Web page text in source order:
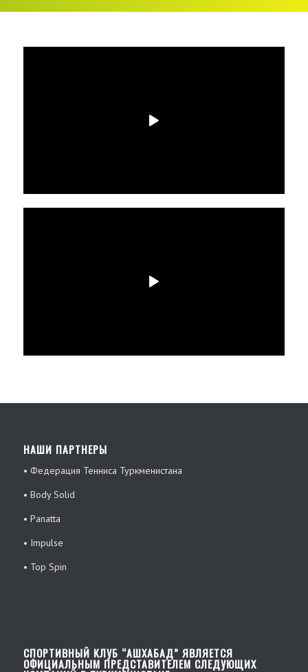
НАШИ ПАРТНЕРЫ
• Федерация Тенниса Туркменистана
• Body Solid
• Panatta
• Impulse
• Top Spin
СПОРТИВНЫЙ КЛУБ “АШХАБАД” ЯВЛЯЕТСЯ
ОФИЦИАЛЬНЫМ ПРЕДСТАВИТЕЛЕМ СЛЕДУЮЩИХ